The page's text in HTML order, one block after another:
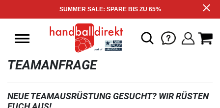
SUMMER SALE: SPARE BIS ZU 65%
TEAMANFRAGE
NEUE TEAMAUSRÜSTUNG GESUCHT? WIR RÜSTEN